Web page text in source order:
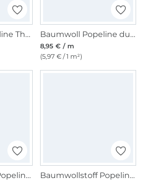
Baumwoll Popeline The Stripes, dunkelblau Baumwoll Popeline dunkelbraun
8,95 € / m
(5,97 € / 1 m²)
Baumwollstoff Popeline lila Baumwollstoff Popeline, rost